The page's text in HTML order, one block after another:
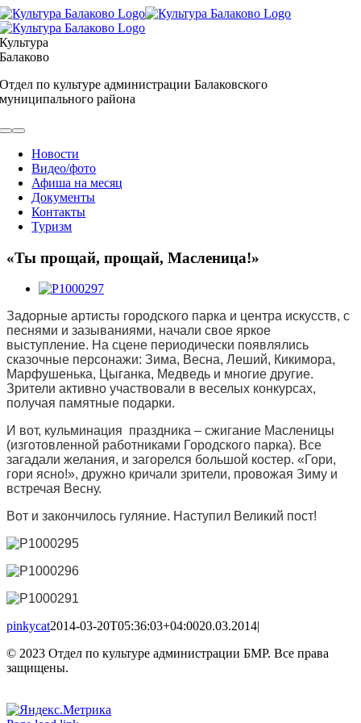
Skip
to
content
Культура
Балаково
Отдел по культуре администрации Балаковского
муниципального района
Toggle
NavigationНовости
Видео/фото
Афиша на месяц
Документы
Контакты
Туризм
«Ты прощай, прощай, Масленица!»
View
Image
Задорные артисты городского парка и центра искусств, с
песнями и зазываниями, начали свое яркое
выступление. На сцене периодически появлялись
сказочные персонажи: Зима, Весна, Леший, Кикимора,
Марфушенька, Цыганка, Медведь и многие другие.
Зрители активно участвовали в веселых конкурсах,
получая памятные подарки.
И вот, кульминация праздника – сжигание Масленицы
(изготовленной работниками Городского парка). Все
загадали желания, и загорелся большой костер. «Гори,
гори ясно!», дружно кричали зрители, провожая Зиму и
встречая Весну.
Вот и закончилось гуляние. Наступил Великий пост!
pinkycat2014-03-20T05:36:03+04:0020.03.2014|
© 2023 Отдел по культуре администрации БМР. Все права
защищены.